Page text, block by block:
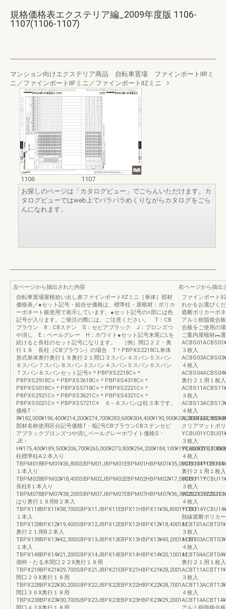
規格価格表エクステリア編_2009年度版 1106-
1107(1106-1107)
マンション向けエクステリア商品 自転車置場 ファインポートⅡRミ
ニ／ファインポートⅡFミニ／ファインポートⅡZミニ
1106
1107
お探しのページは「カタログビュー」でごらんいただけます。カ
タログビューではweb上でパラパラめくりながらカタログをごら
んになれます。
左ページから抽出された内容
自転車置場屋根拾い出し表ファインポートⅡZミニ［単体］部材
価格表／●セット記号・組合せ価格は、標準柱・屋根材：ポリカ
ーボネート板使用で表示しています。●セット記号の○部には色
記号が入ります。ご発注の際には、ご注意ください。 T：CB
ブラウン 8：CBステン S：セピアブラック J：ブロンズつ
や消し E：ペールグレー H：ホワイト●セット記号末尾にLを
続けると長柱のセット記号になります。 ［例］間口２２・奥
行１８ 長柱（CBブラウン）の場合 T＊PBPXS2218CL単体
形式単体奥行奥行１８奥行２１間口３スパン４スパン５スパン
６スパン７スパン８スパン３スパン４スパン５スパン６スパン
７スパン８スパンセット記号○＊PBPXS2218C○＊
PBPXS2918C○＊PBPXS3618C○＊PBPXS4318C○＊
PBPXS5018C○＊PBPXS5718C○＊PBPXS2221C○＊
PBPXS2921C○＊PBPXS3621C○＊PBPXS4321C○＊
PBPXS5021C○＊PBPXS5721C※ ６∼８スパンは柱３本です。
価格T・
部材名称使用区分記号価格T・8記号CBブラウンCBステンセピ
アブラックブロンズつや消しペールグレーホワイト価格S・
JE・
柱標準柱A２本入り
TBPM018BPM01¥36,800SBPM01JBPM01EBPM01HBPM01¥35,000111111111111
１本入り
TBPM028BPM02¥18,400SBPM02JBPM02EBPM02HBPM02¥17,500111111
長柱B１本入り
TBPM078BPM07¥38,200SBPM07JBPM07EBPM07HBPM07¥36,300222333222333
はり奥行１８用B２本入
TBPX118BPX11¥38,700SBPX11JBPX11EBPX11HBPX11¥36,800111111
１本入
TBPX128BPX12¥19,400SBPX12JBPX12EBPX12HBPX12¥18,400111
奥行２１用B２本入
TBPX138BPX13¥42,300SBPX13JBPX13EBPX13HBPX13¥40,200111111
１本入
TBPX148BPX14¥21,200SBPX14JBPX14EBPX14HBPX14¥20,100111
側枠・たる木間口２２X奥行１８用
TBPX218BPX21¥29,700SBPX21JBPX21EBPX21HBPX21¥28,2001
間口２９X奥行１８用
TBPX228BPX22¥30,200SBPX22JBPX22EBPX22HBPX22¥28,7001
間口３６X奥行１８用
TBPX238BPX23¥30,700SBPX23JBPX23EBPX23HBPX23¥29,2001
間口４３X奥行１８用
右ページから抽出
ファインポート
れかをお選びく
遮断ポリカーボ
アルミ樹脂複合
合板をご使用の
ご案内屋根材︻
３枚入
４枚入
奥行２１用１枚入
３枚入
４枚入
クリアマットポ
３枚入
４枚入
奥行２１用１枚入
３枚入
４枚入
熱線遮断ポリカ
３枚入
４枚入
奥行２１用１枚入
３枚入
４枚入
アルミ樹脂複合